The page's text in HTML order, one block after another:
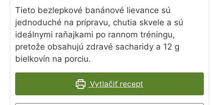
Tieto bezlepkové banánové lievance sú
jednoduché na prípravu, chutia skvele a sú
ideálnymi raňajkami po rannom tréningu,
pretože obsahujú zdravé sacharidy a 12 g
bielkovín na porciu.
Vytlačiť recept